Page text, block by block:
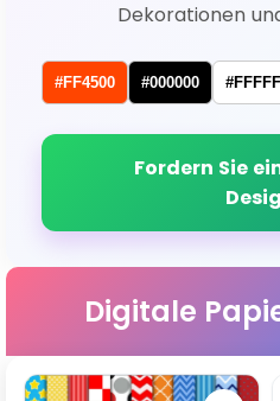
Dekorationen
#FF4500 #000000
Fordern Sie
Digitale